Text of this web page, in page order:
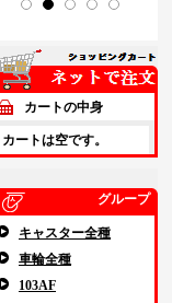
カートの中身
カートは空です。
グループ
キャスター全種
車輪全種
103AF